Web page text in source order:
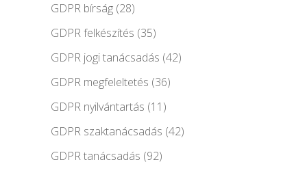
GDPR bírság (28)
GDPR felkészítés (35)
GDPR jogi tanácsadás (42)
GDPR megfeleltetés (36)
GDPR nyilvántartás (11)
GDPR szaktanácsadás (42)
GDPR tanácsadás (92)